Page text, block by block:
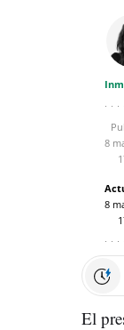
8
8
El